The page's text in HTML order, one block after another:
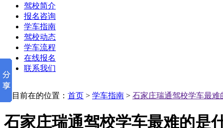
驾校简介
报名咨询
学车指南
驾校动态
学车流程
在线报名
联系我们
您目前在的位置： 首页 > 学车指南 > 石家庄瑞通驾校学车最难
石家庄瑞通驾校学车最难的是